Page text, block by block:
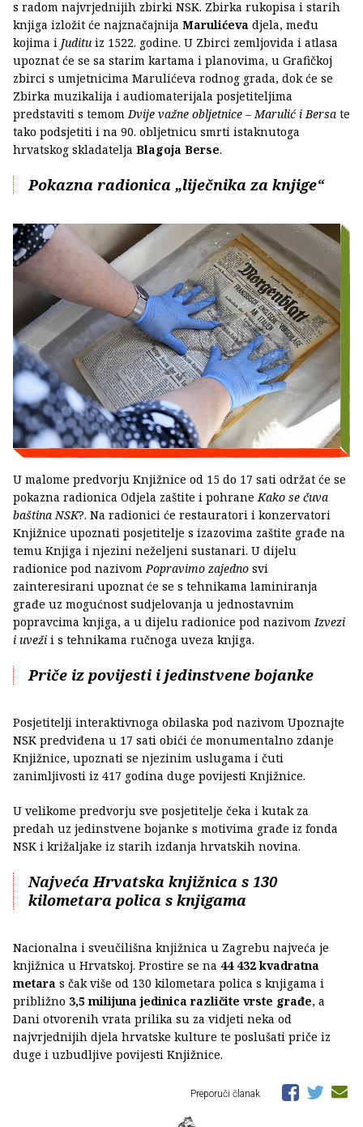
s radom najvrjednijih zbirki NSK. Zbirka rukopisa i starih
knjiga izložit će najznačajnija Marulićeva djela, među
kojima i Juditu iz 1522. godine. U Zbirci zemljovida i atlasa
upoznat će se sa starim kartama i planovima, u Grafičkoj
zbirci s umjetnicima Marulićeva rodnog grada, dok će se
Zbirka muzikalija i audiomaterijala posjetiteljima
predstaviti s temomDvije važne obljetnice – Marulić i Bersa te
tako podsjetiti i na 90. obljetnicu smrti istaknutoga
hrvatskog skladatelja Blagoja Berse.
Pokazna radionica „liječnika za knjige“
U malome predvorju Knjižnice od 15 do 17 sati održat će se
pokazna radionica Odjela zaštite i pohraneKako se čuva
baština NSK?. Na radionici će restauratori i konzervatori
Knjižnice upoznati posjetitelje s izazovima zaštite građe na
temu Knjiga i njezini neželjeni sustanari. U dijelu
radionice pod nazivomPopravimo zajedno svi
zainteresirani upoznat će se s tehnikama laminiranja
građe uz mogućnost sudjelovanja u jednostavnim
popravcima knjiga, a u dijelu radionice pod nazivomIzvezi
i uveži i s tehnikama ručnoga uveza knjiga.
Priče iz povijesti i jedinstvene bojanke
Posjetitelji interaktivnoga obilaska pod nazivom Upoznajte
NSK predviđena u 17 sati obići će monumentalno zdanje
Knjižnice, upoznati se njezinim uslugama i čuti
zanimljivosti iz 417 godina duge povijesti Knjižnice.
U velikome predvorju sve posjetitelje čeka i kutak za
predah uz jedinstvene bojanke s motivima građe iz fonda
NSK i križaljake iz starih izdanja hrvatskih novina.
Najveća Hrvatska knjižnica s 130
kilometara polica s knjigama
Nacionalna i sveučilišna knjižnica u Zagrebu najveća je
knjižnica u Hrvatskoj. Prostire se na 44 432 kvadratna
metara s čak više od 130 kilometara polica s knjigama i
približno 3,5 milijuna jedinica različite vrste građe, a
Dani otvorenih vrata prilika su za vidjeti neka od
najvrjednijih djela hrvatske kulture te poslušati priče iz
duge i uzbudljive povijesti Knjižnice.
Preporuči članak